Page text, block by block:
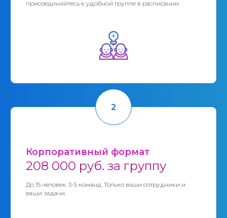
присоединяйтесь к удобной группе в расписании.
Корпоративный формат
208 000 руб. за группу
До 15 человек. 3-5 команд. Только ваши сотрудники и
ваши задачи.